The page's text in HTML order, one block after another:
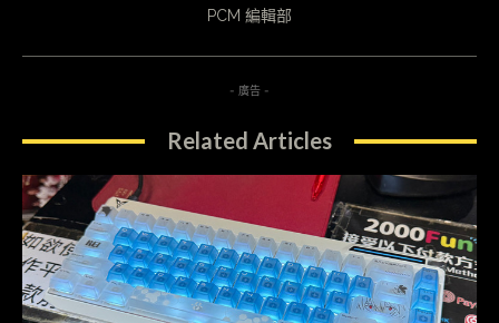
PCM 編輯部
- 廣告 -
Related Articles